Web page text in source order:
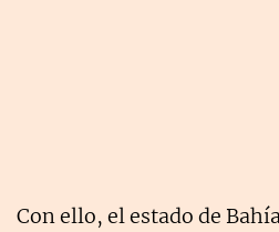
Con ello, el estado de